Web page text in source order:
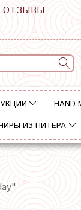
ОТЗЫВЫ
HAND
ИЗ ПИТЕРА